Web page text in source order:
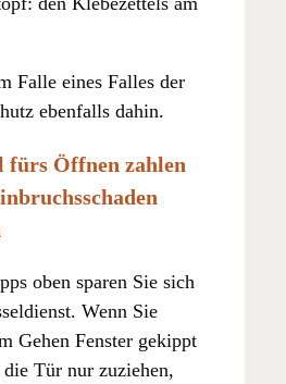
Falle eines Falles der
ebenfalls dahin.
fürs Öffnen zahlen
oben sparen Sie sich
Wenn Sie
Gehen Fenster gekippt
die Tür nur zuziehen,